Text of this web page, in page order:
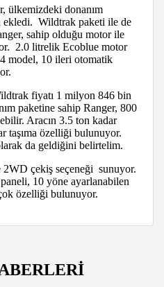
ülkemizdeki donanım
ekledi. Wildtrak paketi ile de
sahip olduğu motor ile
2.0 litrelik Ecoblue motor
model, 10 ileri otomatik
fiyatı 1 milyon 846 bin
paketine sahip Ranger, 800
Aracın 3.5 ton kadar
taşıma özelliği bulunuyor.
da geldiğini belirtelim.
çekiş seçeneği sunuyor.
10 yöne ayarlanabilen
özelliği bulunuyor.